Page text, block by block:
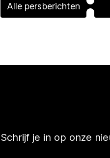
Alle persberichten
Schrijf je in op onze